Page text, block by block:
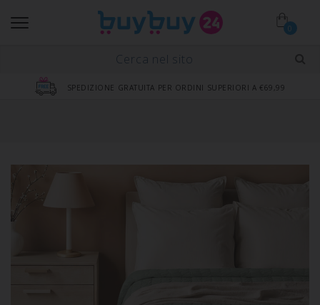
0
SPEDIZIONE GRATUITA PER ORDINI SUPERIORI A €69,99